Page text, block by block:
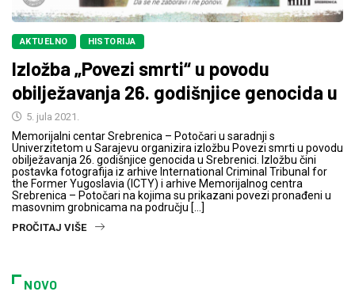
AKTUELNO HISTORIJA
Izložba „Povezi smrti“ u povodu
obilježavanja 26. godišnjice genocida u
5. jula 2021.
Memorijalni centar Srebrenica – Potočari u saradnji s
Univerzitetom u Sarajevu organizira izložbu Povezi smrti u povodu
obilježavanja 26. godišnjice genocida u Srebrenici. Izložbu čini
postavka fotografija iz arhive International Criminal Tribunal for
the Former Yugoslavia (ICTY) i arhive Memorijalnog centra
Srebrenica – Potočari na kojima su prikazani povezi pronađeni u
masovnim grobnicama na području […]
PROČITAJ VIŠE
NOVO